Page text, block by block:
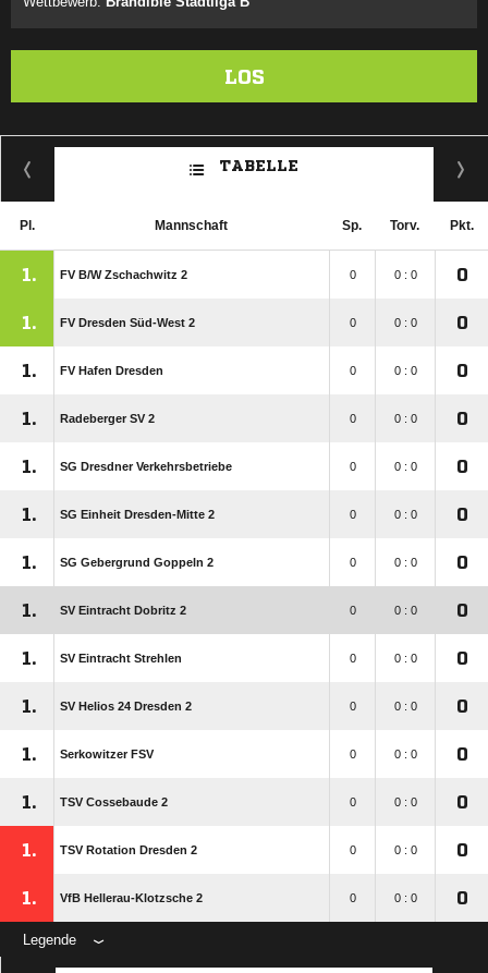
LOS
TABELLE
Pl. Mannschaft Sp. Torv. Pkt.
1. FV B/​W Zschachwitz 2 0 0 : 0 0
1. FV Dresden Süd-West 2 0 0 : 0 0
1. FV Hafen Dresden 0 0 : 0 0
1. Radeberger SV 2 0 0 : 0 0
1. SG Dresdner Verkehrsbetriebe 0 0 : 0 0
1. SG Einheit Dresden-Mitte 2 0 0 : 0 0
1. SG Gebergrund Goppeln 2 0 0 : 0 0
1. SV Eintracht Dobritz 2 0 0 : 0 0
1. SV Eintracht Strehlen 0 0 : 0 0
1. SV Helios 24 Dresden 2 0 0 : 0 0
1. Serkowitzer FSV 0 0 : 0 0
1. TSV Cossebaude 2 0 0 : 0 0
1. TSV Rotation Dresden 2 0 0 : 0 0
1. VfB Hellerau-Klotzsche 2 0 0 : 0 0
Legende